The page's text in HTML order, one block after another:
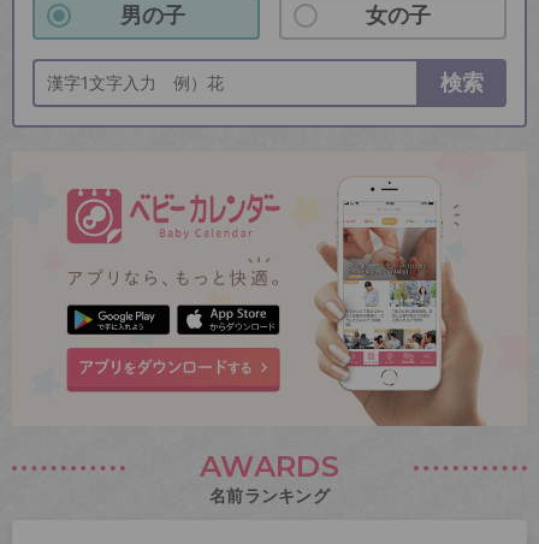
男の子 女の子
検索
AWARDS
名前ランキング